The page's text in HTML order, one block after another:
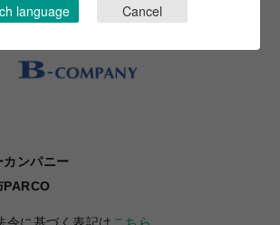
カンパニー
PARCO
language Cancel